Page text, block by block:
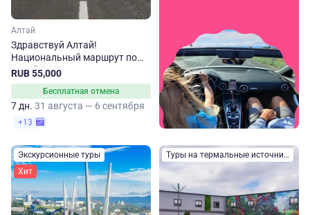
Алтай
Здравствуй Алтай!
Национальный маршрут по
Алтайскому краю
RUB 55,000
Бесплатная отмена
7 дн. 31 августа — 6 сентября
+13
Экскурсионные туры
Хит
Туры на термальные источники